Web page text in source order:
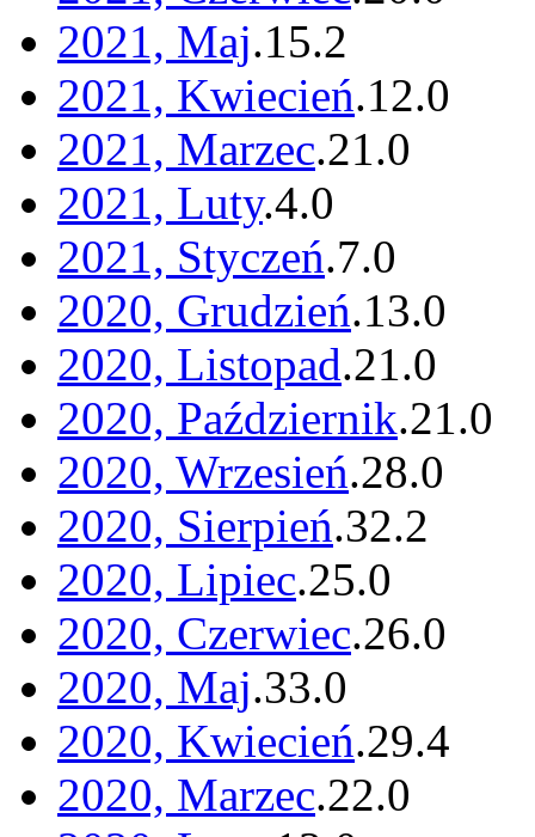
2021, Maj.15.2
2021, Kwiecień.12.0
2021, Marzec.21.0
2021, Luty.4.0
2021, Styczeń.7.0
2020, Grudzień.13.0
2020, Listopad.21.0
2020, Październik.21.0
2020, Wrzesień.28.0
2020, Sierpień.32.2
2020, Lipiec.25.0
2020, Czerwiec.26.0
2020, Maj.33.0
2020, Kwiecień.29.4
2020, Marzec.22.0